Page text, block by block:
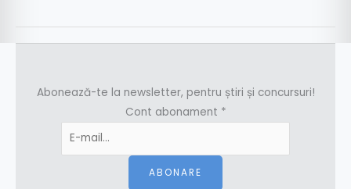
Abonează-te la newsletter, pentru știri și concursuri!
Cont abonament *
ABONARE